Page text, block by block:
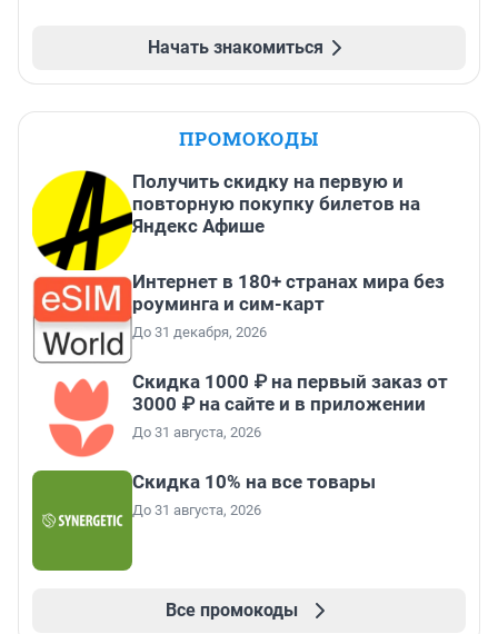
Начать знакомиться
ПРОМОКОДЫ
Получить скидку на первую и
повторную покупку билетов на
Яндекс Афише
Интернет в 180+ странах мира без
роуминга и сим-карт
До 31 декабря, 2026
Скидка 1000 ₽ на первый заказ от
3000 ₽ на сайте и в приложении
До 31 августа, 2026
Скидка 10% на все товары
До 31 августа, 2026
Все промокоды